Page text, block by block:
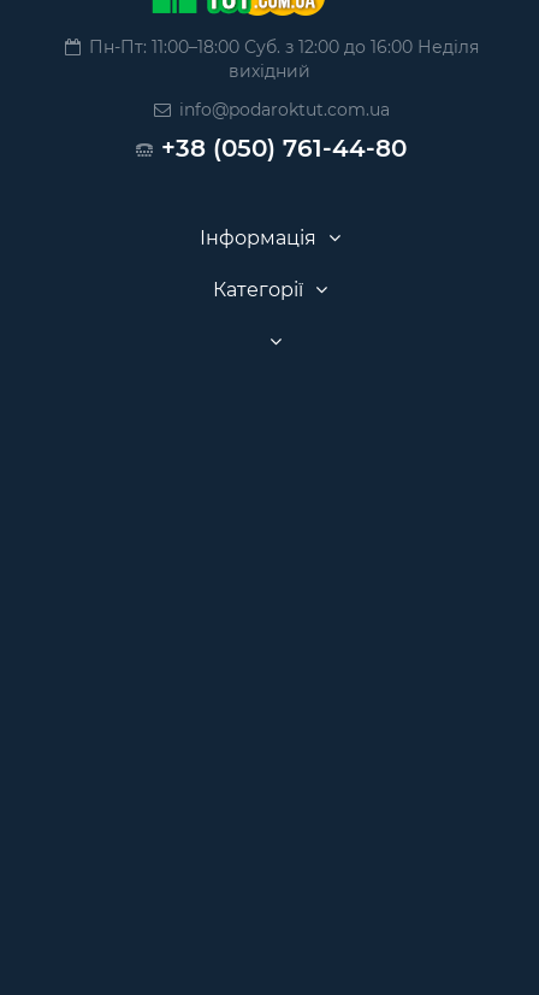
Пн-Пт: 11:00–18:00 Суб. з 12:00 до 16:00 Неділя
вихідний
info@podaroktut.com.ua
+38 (050) 761-44-80
Інформація
Категорії